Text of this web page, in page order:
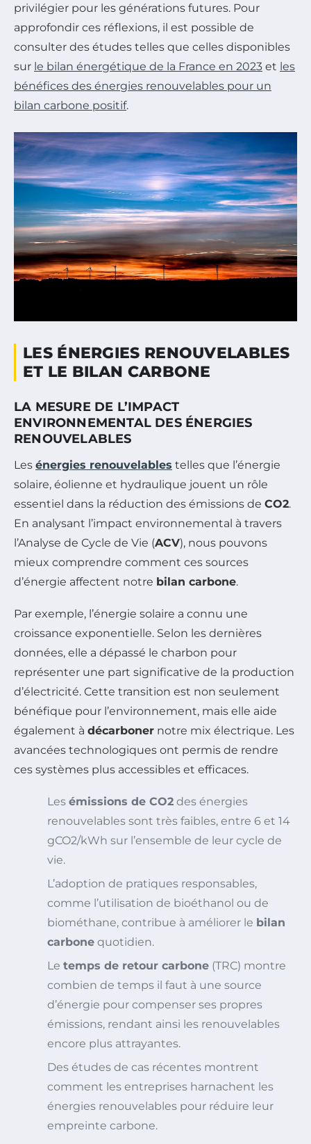
privilégier pour les générations futures. Pour
approfondir ces réflexions, il est possible de
consulter des études telles que celles disponibles
sur le bilan énergétique de la France en 2023 et les
bénéfices des énergies renouvelables pour un
bilan carbone positif.
LES ÉNERGIES RENOUVELABLES
ET LE BILAN CARBONE
LA MESURE DE L’IMPACT
ENVIRONNEMENTAL DES ÉNERGIES
RENOUVELABLES
Les énergies renouvelables telles que l’énergie
solaire, éolienne et hydraulique jouent un rôle
essentiel dans la réduction des émissions de CO2.
En analysant l’impact environnemental à travers
l’Analyse de Cycle de Vie (ACV), nous pouvons
mieux comprendre comment ces sources
d’énergie affectent notre bilan carbone.
Par exemple, l’énergie solaire a connu une
croissance exponentielle. Selon les dernières
données, elle a dépassé le charbon pour
représenter une part significative de la production
d’électricité. Cette transition est non seulement
bénéfique pour l’environnement, mais elle aide
également à décarboner notre mix électrique. Les
avancées technologiques ont permis de rendre
ces systèmes plus accessibles et efficaces.
Les émissions de CO2 des énergies
renouvelables sont très faibles, entre 6 et 14
gCO2/kWh sur l’ensemble de leur cycle de
vie.
L’adoption de pratiques responsables,
comme l’utilisation de bioéthanol ou de
biométhane, contribue à améliorer le bilan
carbone quotidien.
Le temps de retour carbone (TRC) montre
combien de temps il faut à une source
d’énergie pour compenser ses propres
émissions, rendant ainsi les renouvelables
encore plus attrayantes.
Des études de cas récentes montrent
comment les entreprises harnachent les
énergies renouvelables pour réduire leur
empreinte carbone.